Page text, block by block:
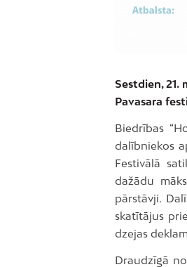
Sestdien, 21.
Pavasara
Biedrības
dalībniekos
Festivālā
dažādu
pārstāvji.
skatītājus
dzejas
Draudzīgā